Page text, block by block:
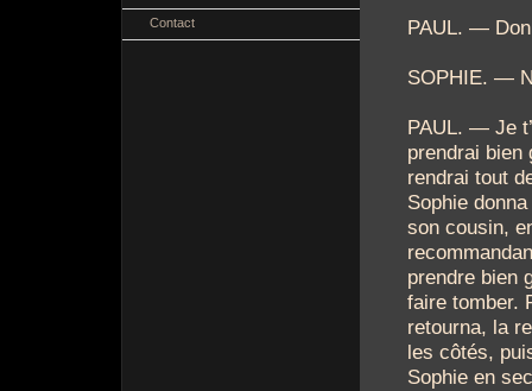
Contact PAUL. —
SOPHIE. —
PAUL. — Je
prendrai bien
rendrai tout
Sophie
son cousin,
prendre bien
faire tomber.
retourna, la
les côtés,
Sophie en